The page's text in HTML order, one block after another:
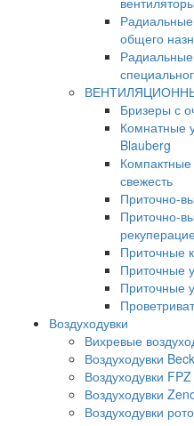
общего
Бризеры с
Комнатные
Blauberg
Компактные
свежесть
Приточно-
Приточно-
Приточные
Приточные
Приточные
Воздуходувки
Вихревые
Воздуходувки
Воздуходувки
Воздуходувки
Воздуходувки